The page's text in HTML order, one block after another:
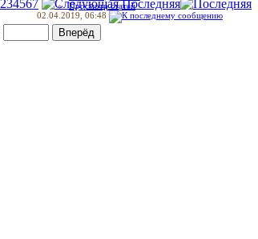
Просмотр статей
02.04.2019, 06:48
234567 Последняя